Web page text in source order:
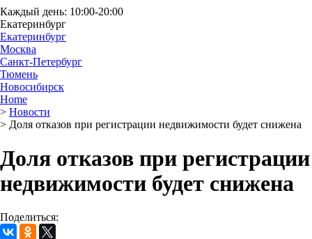
Каждый день: 10:00-20:00
Екатеринбург
Екатеринбург
Москва
Санкт-Петербург
Тюмень
Новосибирск
Home
> Новости
> Доля отказов при регистрации недвижимости будет снижена
Доля отказов при регистрации
недвижимости будет снижена
Поделиться: